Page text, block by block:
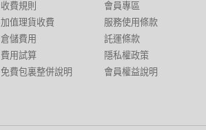
收費規則
加值理貨收費
倉儲費用
費用試算
免費包裏整併說明
會員專區
服務使用條款
託運條款
隱私權政策
會員權益說明